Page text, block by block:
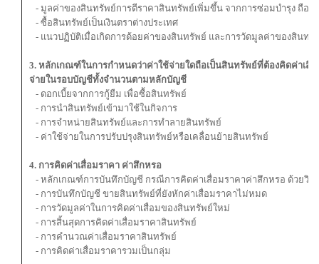
- มูลค่าของสินทรัพย์การตีราคาสินทรัพย์เพิ่มขึ้น จากการซ่อมบำรุง ถือเ
- ซื้อสินทรัพย์เป็นเงินตราต่างประเทศ
- แนวปฏิบัติเมื่อเกิดการด้อยค่าของสินทรัพย์ และการวัดมูลค่าของสินทรั
3. หลักเกณฑ์ในการกำหนดว่าค่าใช้จ่ายใดถือเป็นสินทรัพย์ที่ต้องคิดค่าเสื่
จ่ายในรอบบัญชีทั้งจำนวนตามหลักบัญชี
- ดอกเบี้ยจากการกู้ยืม เพื่อซื้อสินทรัพย์
- การนำสินทรัพย์เข้ามาใช้ในกิจการ
- การจำหน่ายสินทรัพย์และการทำลายสินทรัพย์
- ค่าใช้จ่ายในการปรับปรุงสินทรัพย์หรือเคลื่อนย้ายสินทรัพย์
4. การคิดค่าเสื่อมราคา ค่าสึกหรอ
- หลักเกณฑ์การบันทึกบัญชี กรณีการคิดค่าเสื่อมราคาค่าสึกหรอ ด้วยวิธี
- การบันทึกบัญชี ขายสินทรัพย์ที่ยังหักค่าเสื่อมราคาไม่หมด
- การวัดมูลค่าในการคิดค่าเสื่อมของสินทรัพย์ใหม่
- การสิ้นสุดการคิดค่าเสื่อมราคาสินทรัพย์
- การคำนวณค่าเสื่อมราคาสินทรัพย์
- การคิดค่าเสื่อมราคารวมเป็นกลุ่ม